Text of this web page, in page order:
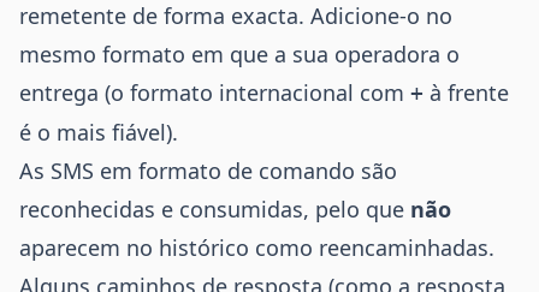
remetente de forma exacta. Adicione-o no
mesmo formato em que a sua operadora o
entrega (o formato internacional com + à frente
é o mais fiável).
As SMS em formato de comando são
reconhecidas e consumidas, pelo que não
aparecem no histórico como reencaminhadas.
Alguns caminhos de resposta (como a resposta